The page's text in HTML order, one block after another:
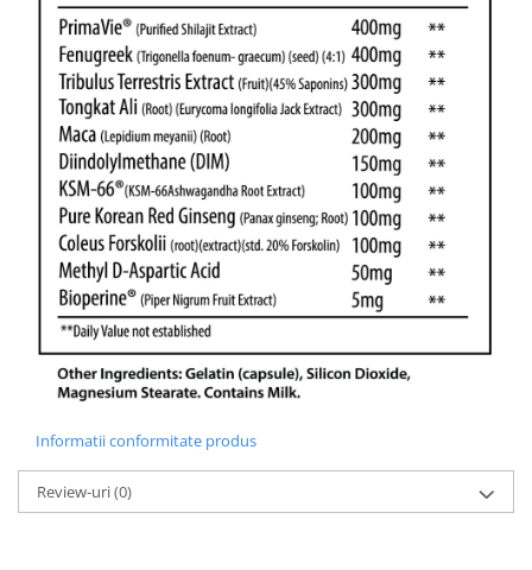
Informatii conformitate produs
Review-uri(0)